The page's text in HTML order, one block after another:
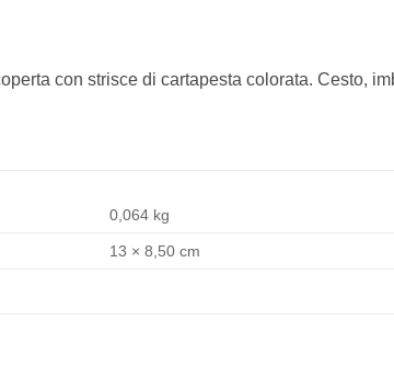
con strisce di cartapesta colorata. Cesto,
0,064 kg
13 × 8,50 cm